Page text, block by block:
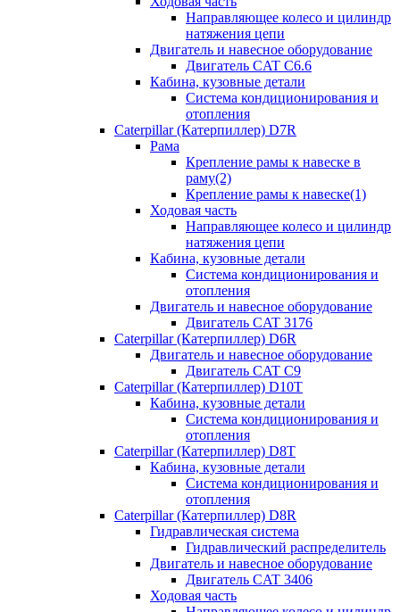
Направляющее колесо и цилиндр
натяжения цепи
Двигатель и навесное оборудование
Двигатель CAT C6.6
Кабина, кузовные детали
Система кондиционирования и
отопления
Caterpillar (Катерпиллер) D7R
Рама
Крепление рамы к навеске в
раму(2)
Крепление рамы к навеске(1)
Ходовая часть
Направляющее колесо и цилиндр
натяжения цепи
Кабина, кузовные детали
Система кондиционирования и
отопления
Двигатель и навесное оборудование
Двигатель CAT 3176
Caterpillar (Катерпиллер) D6R
Двигатель и навесное оборудование
Двигатель CAT C9
Caterpillar (Катерпиллер) D10T
Кабина, кузовные детали
Система кондиционирования и
отопления
Caterpillar (Катерпиллер) D8T
Кабина, кузовные детали
Система кондиционирования и
отопления
Caterpillar (Катерпиллер) D8R
Гидравлическая система
Гидравлический распределитель
Двигатель и навесное оборудование
Двигатель CAT 3406
Ходовая часть